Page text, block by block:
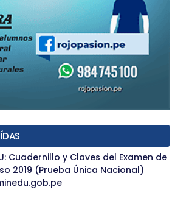
Cuadernillo y Claves del Examen de
2019 (Prueba Única Nacional)